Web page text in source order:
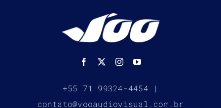
+55 71 99324-4454 |
contato@vooaudiovisual.com.br